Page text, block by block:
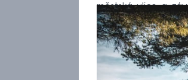
městská ulice a